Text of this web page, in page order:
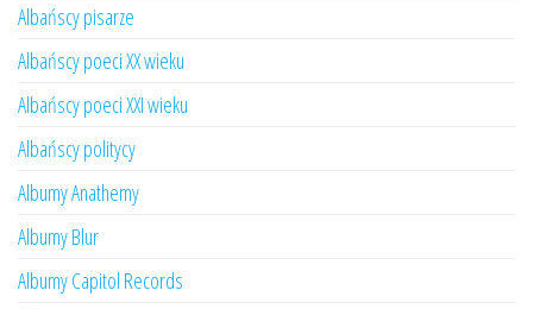
Albańscy pisarze
Albańscy poeci XX wieku
Albańscy poeci XXI wieku
Albańscy politycy
Albumy Anathemy
Albumy Blur
Albumy Capitol Records